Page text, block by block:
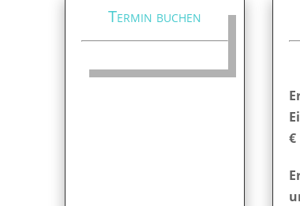
Termin buchen
€